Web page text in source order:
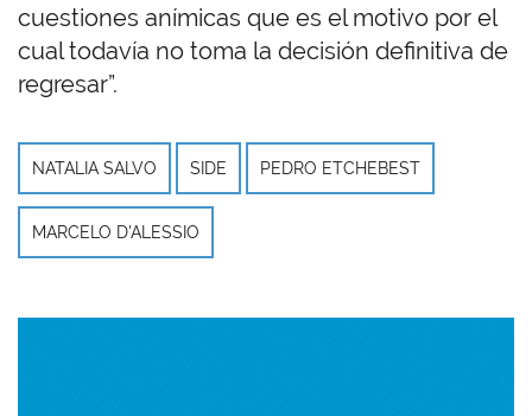
cuestiones anímicas que es el motivo por el
cual todavía no toma la decisión definitiva de
regresar”.
NATALIA SALVO SIDE PEDRO ETCHEBEST
MARCELO D'ALESSIO